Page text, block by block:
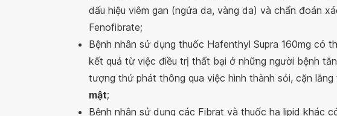
dấu hiệu viêm gan (ngứa da, vàng da) và chẩn đoán
Fenofibrate;
Bệnh nhân sử dụng thuốc Hafenthyl Supra 160mg có
kết quả từ việc điều trị thất bại ở những người bệnh
tượng thứ phát thông qua việc hình thành sỏi, cặn
mật;
Bệnh nhân sử dụng các Fibrat và thuốc hạ lipid khác